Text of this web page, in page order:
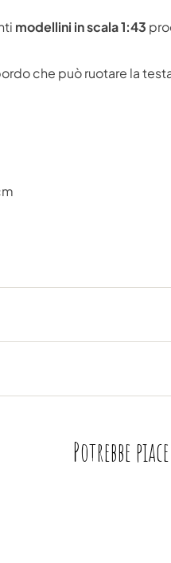
modellini in scala 1:43
che può ruotare la
Potrebbe